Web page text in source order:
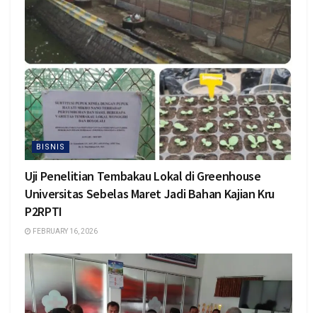
BISNIS
Uji Penelitian Tembakau Lokal di Greenhouse
Universitas Sebelas Maret Jadi Bahan Kajian Kru
P2RPTI
FEBRUARY 16, 2026